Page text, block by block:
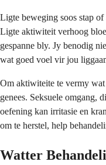
Ligte beweging soos stap
Ligte aktiwiteit verhoog
gespanne bly. Jy benodig
wat goed voel vir jou
Om aktiwiteite te vermy
genees. Seksuele omgang,
oefening kan irritasie en
om te herstel, help
Watter